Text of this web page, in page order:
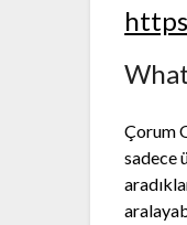
Çorum
sadece